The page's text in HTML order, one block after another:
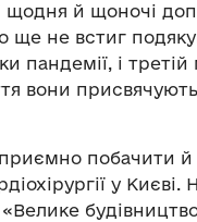
щодня й щоночі
ще не встиг
пандемії, і
вони
побачити й
у